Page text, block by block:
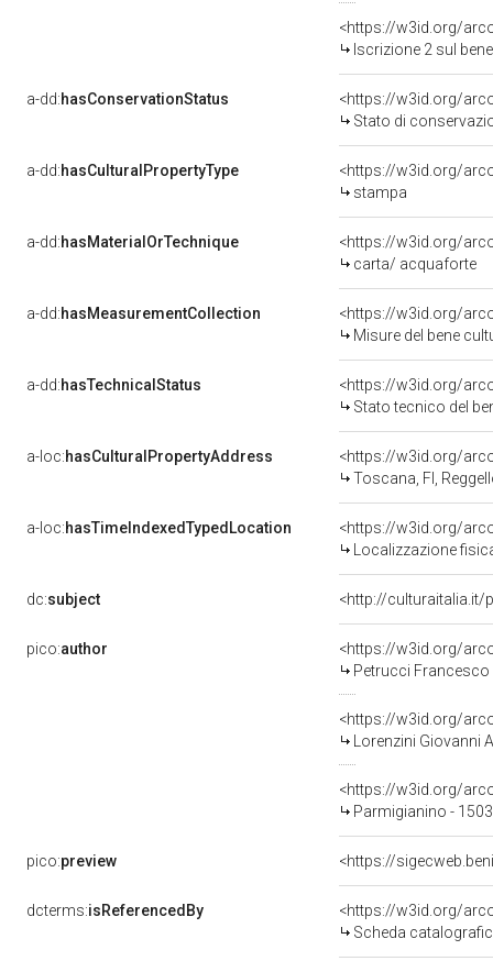
<https://w3id.org/
Iscrizione 2 sul
a-dd:hasConservationStatus
<https://w3id.org/
Stato di
a-dd:hasCulturalPropertyType
<https://w3id.org/
stampa
a-dd:hasMaterialOrTechnique
<https://w3id.org/
carta/ acquaforte
a-dd:hasMeasurementCollection
<https://w3id.org/
Misure del bene
a-dd:hasTechnicalStatus
<https://w3id.org/
Stato tecnico del
a-loc:hasCulturalPropertyAddress
<https://w3id.org/
Toscana, FI,
a-loc:hasTimeIndexedTypedLocation
<https://w3id.org/
Localizzazione
dc:subject <http://
pico:author
<https://w3id.org/
Petrucci
<https://w3id.org/
Lorenzini Giovanni
<https://w3id.org/
Parmigianino -
pico:preview <https://
dcterms:isReferencedBy
<https://w3id.org/
Scheda